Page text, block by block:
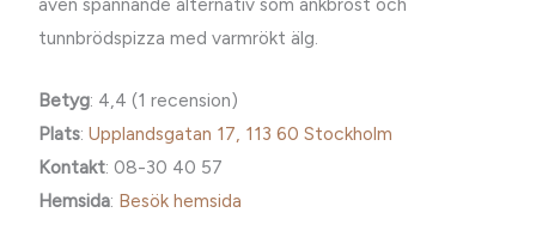
tunnbrödspizza med varmrökt älg.
Betyg: 4,4 (1 recension)
Plats:Upplandsgatan 17, 113 60 Stockholm
Kontakt: 08-30 40 57
Hemsida: Besök hemsida